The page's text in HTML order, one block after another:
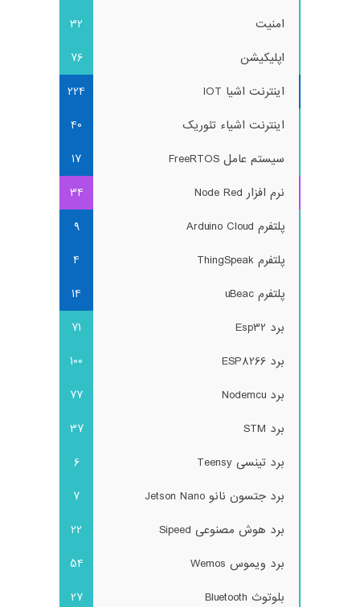
امنیت
32
اپلیکیشن
76
اینترنت اشیا IOT
224
اینترنت اشیاء تئوریک
40
سیستم عامل FreeRTOS
17
نرم افزار Node Red
34
پلتفرم Arduino Cloud
9
پلتفرم ThingSpeak
4
پلتفرم uBeac
14
برد Esp32
71
برد ESP8266
100
برد Nodemcu
77
برد STM
37
برد تینسی Teensy
6
برد جتسون نانو Jetson Nano
7
برد هوش مصنوعی Sipeed
22
برد ویموس Wemos
54
بلوتوث Bluetooth
27